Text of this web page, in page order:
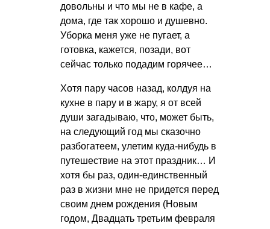
довольны и что мы не в кафе, а
дома, где так хорошо и душевно.
Уборка меня уже не пугает, а
готовка, кажется, позади, вот
сейчас только подадим горячее…
Хотя пару часов назад, колдуя на
кухне в пару и в жару, я от всей
души загадываю, что, может быть,
на следующий год мы сказочно
разбогатеем, улетим куда-нибудь в
путешествие на этот праздник… И
хотя бы раз, один-единственный
раз в жизни мне не придется перед
своим днем рождения (Новым
годом, Двадцать третьим февраля